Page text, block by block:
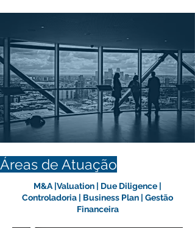
Áreas de Atuação
M&A |Valuation | Due Diligence |
Controladoria | Business Plan | Gestão
Financeira